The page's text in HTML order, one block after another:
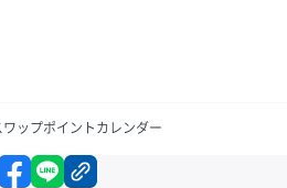
ワップポイントカレンダー
X facebook